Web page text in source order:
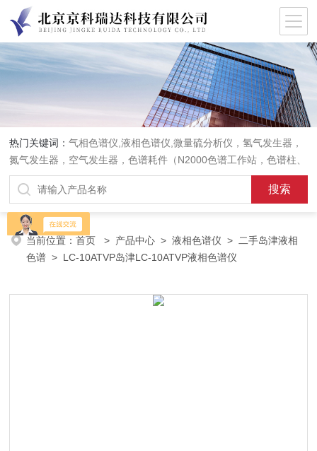
热门关键词：气相色谱仪,液相色谱仪,微量硫分析仪，氢气发生器，
氮气发生器，空气发生器，色谱耗件（N2000色谱工作站，色谱柱、
阀件、进样器、色谱担体），顶空进样器，热解析仪，紫外分光光度
计，原子吸收分光光度计，傅立叶红外光谱仪，分析天平等常规实验
室产品。
当前位置：首页 > 产品中心 >液相色谱仪 > 二手岛津液相
色谱 > LC-10ATVP岛津LC-10ATVP液相色谱仪